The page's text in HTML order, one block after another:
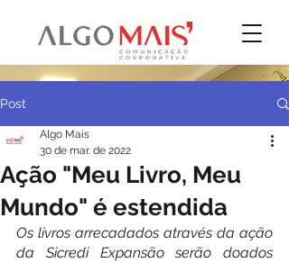
Post
Ação "Meu Livro, Meu
Mundo" é estendida
Algo Mais
30 de mar. de 2022
Os livros arrecadados através da ação
da Sicredi Expansão serão doados